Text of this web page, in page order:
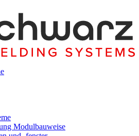
Modulbauweise